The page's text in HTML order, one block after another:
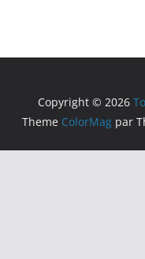
Copyright © 2026
Theme ColorMagpar